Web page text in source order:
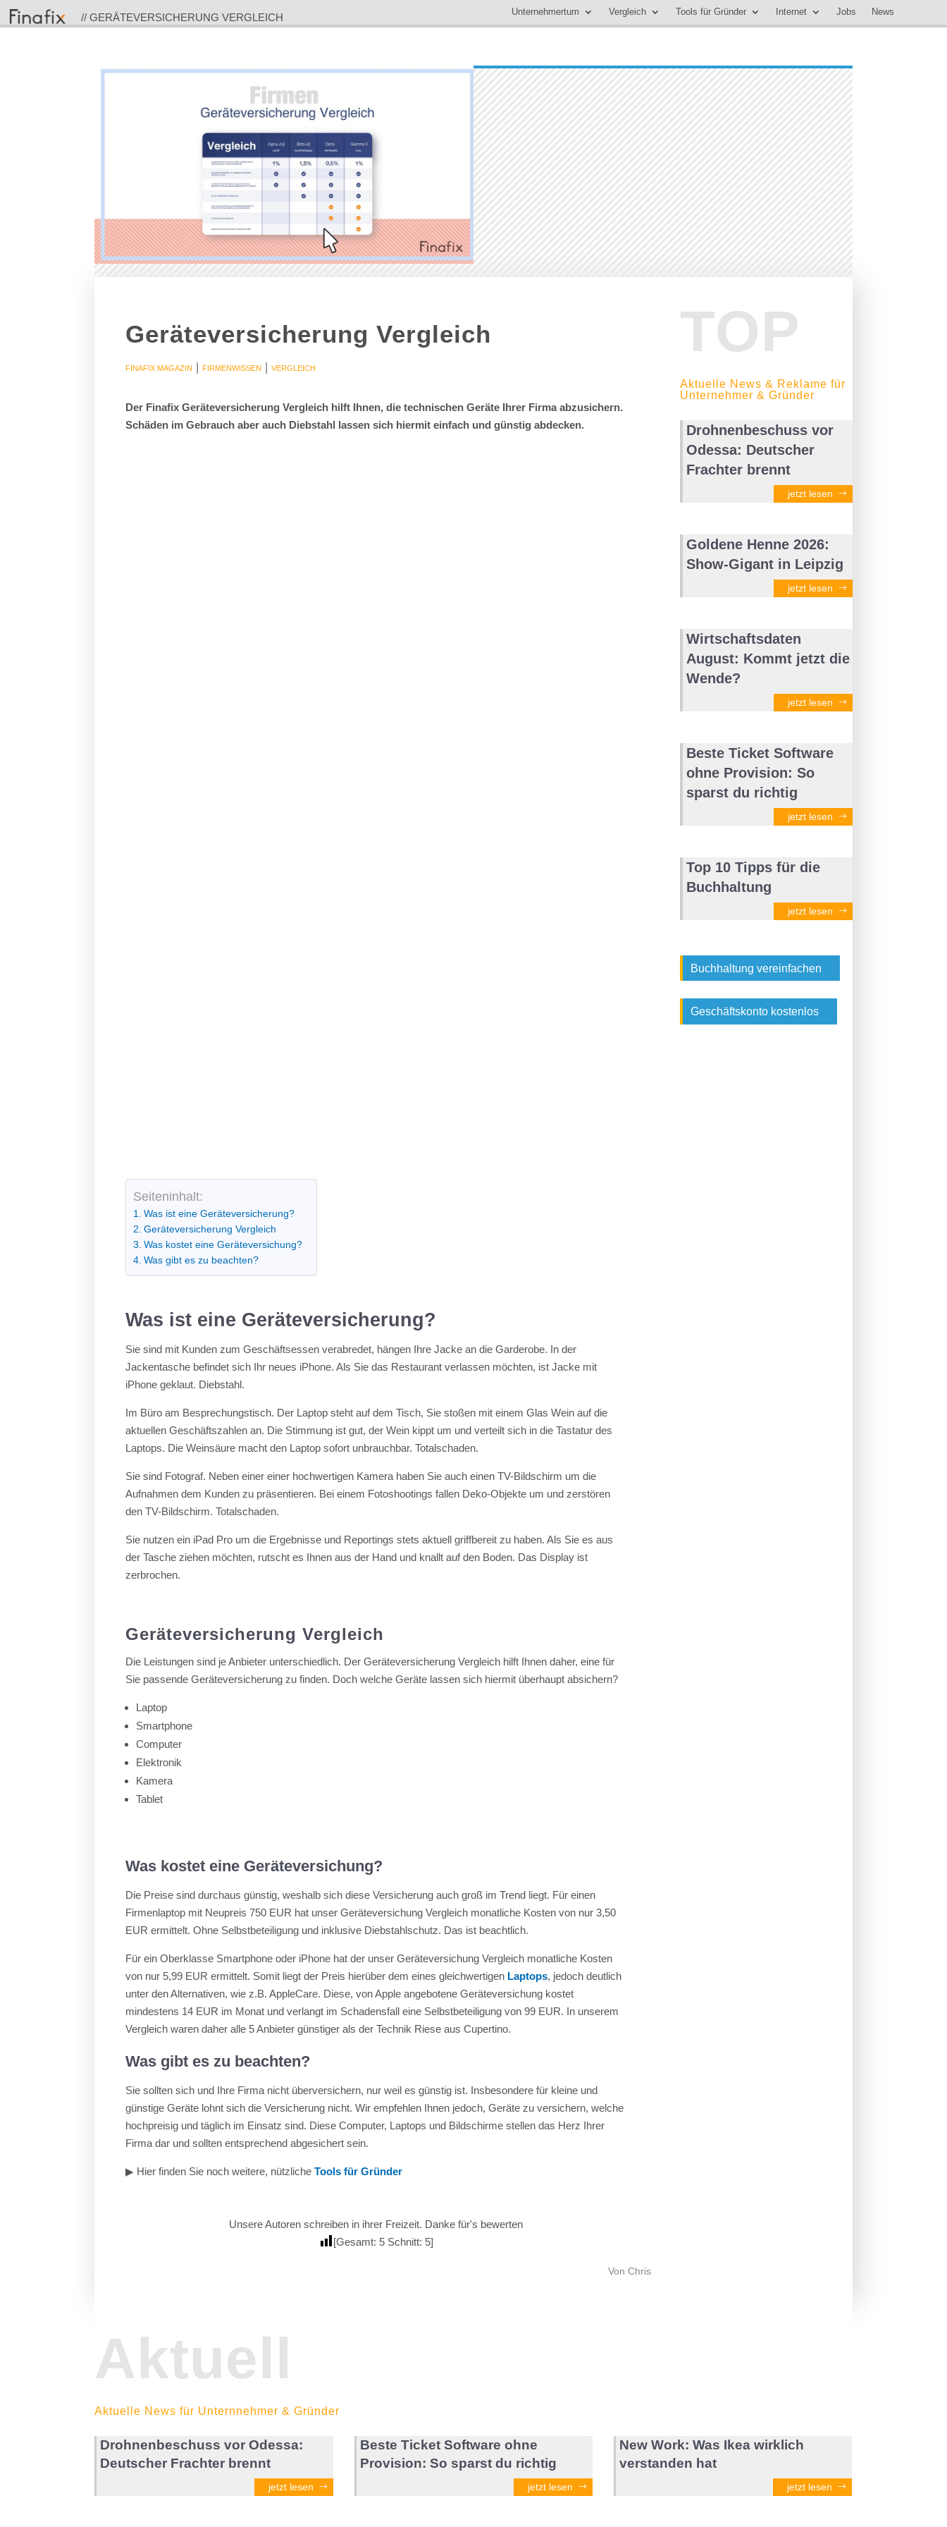
// GERÄTEVERSICHERUNG VERGLEICH Unternehmertum Vergleich Tools für Gründer Internet Jobs News
Geräteversicherung Vergleich
FINAFIX MAGAZIN |FIRMENWISSEN |VERGLEICH
Der Finafix Geräteversicherung Vergleich hilft Ihnen, die technischen Geräte Ihrer Firma abzusichern.
Schäden im Gebrauch aber auch Diebstahl lassen sich hiermit einfach und günstig abdecken.
Seiteninhalt:
Was ist eine Geräteversicherung?
Geräteversicherung Vergleich
Was kostet eine Geräteversichung?
Was gibt es zu beachten?
Was ist eine Geräteversicherung?
Sie sind mit Kunden zum Geschäftsessen verabredet, hängen Ihre Jacke an die Garderobe. In der
Jackentasche befindet sich Ihr neues iPhone. Als Sie das Restaurant verlassen möchten, ist Jacke mit
iPhone geklaut. Diebstahl.
Im Büro am Besprechungstisch. Der Laptop steht auf dem Tisch, Sie stoßen mit einem Glas Wein auf die
aktuellen Geschäftszahlen an. Die Stimmung ist gut, der Wein kippt um und verteilt sich in die Tastatur des
Laptops. Die Weinsäure macht den Laptop sofort unbrauchbar. Totalschaden.
Sie sind Fotograf. Neben einer einer hochwertigen Kamera haben Sie auch einen TV-Bildschirm um die
Aufnahmen dem Kunden zu präsentieren. Bei einem Fotoshootings fallen Deko-Objekte um und zerstören
den TV-Bildschirm. Totalschaden.
Sie nutzen ein iPad Pro um die Ergebnisse und Reportings stets aktuell griffbereit zu haben. Als Sie es aus
der Tasche ziehen möchten, rutscht es Ihnen aus der Hand und knallt auf den Boden. Das Display ist
zerbrochen.
Geräteversicherung Vergleich
Die Leistungen sind je Anbieter unterschiedlich. Der Geräteversicherung Vergleich hilft Ihnen daher, eine für
Sie passende Geräteversicherung zu finden. Doch welche Geräte lassen sich hiermit überhaupt absichern?
Laptop
Smartphone
Computer
Elektronik
Kamera
Tablet
Was kostet eine Geräteversichung?
Die Preise sind durchaus günstig, weshalb sich diese Versicherung auch groß im Trend liegt. Für einen
Firmenlaptop mit Neupreis 750 EUR hat unser Geräteversichung Vergleich monatliche Kosten von nur 3,50
EUR ermittelt. Ohne Selbstbeteiligung und inklusive Diebstahlschutz. Das ist beachtlich.
Für ein Oberklasse Smartphone oder iPhone hat der unser Geräteversichung Vergleich monatliche Kosten
von nur 5,99 EUR ermittelt. Somit liegt der Preis hierüber dem eines gleichwertigen Laptops, jedoch deutlich
unter den Alternativen, wie z.B. AppleCare. Diese, von Apple angebotene Geräteversichung kostet
mindestens 14 EUR im Monat und verlangt im Schadensfall eine Selbstbeteiligung von 99 EUR. In unserem
Vergleich waren daher alle 5 Anbieter günstiger als der Technik Riese aus Cupertino.
Was gibt es zu beachten?
Sie sollten sich und Ihre Firma nicht überversichern, nur weil es günstig ist. Insbesondere für kleine und
günstige Geräte lohnt sich die Versicherung nicht. Wir empfehlen Ihnen jedoch, Geräte zu versichern, welche
hochpreisig und täglich im Einsatz sind. Diese Computer, Laptops und Bildschirme stellen das Herz Ihrer
Firma dar und sollten entsprechend abgesichert sein.
▶︎ Hier finden Sie noch weitere, nützlicheTools für Gründer
Unsere Autoren schreiben in ihrer Freizeit. Danke für's bewerten
[Gesamt: 5Schnitt: 5]
Von Chris
TOP
Aktuelle News & Reklame für
Unternehmer & Gründer
Drohnenbeschuss vor
Odessa: Deutscher
Frachter brennt
jetzt lesen
Goldene Henne 2026:
Show-Gigant in Leipzig
jetzt lesen
Wirtschaftsdaten
August: Kommt jetzt die
Wende?
jetzt lesen
Beste Ticket Software
ohne Provision: So
sparst du richtig
jetzt lesen
Top 10 Tipps für die
Buchhaltung
jetzt lesen
Buchhaltung vereinfachen
Geschäftskonto kostenlos
Aktuell
Aktuelle News für Unternnehmer & Gründer
Drohnenbeschuss vor Odessa:
Deutscher Frachter brennt
jetzt lesen
Beste Ticket Software ohne
Provision: So sparst du richtig
jetzt lesen
New Work: Was Ikea wirklich
verstanden hat
jetzt lesen